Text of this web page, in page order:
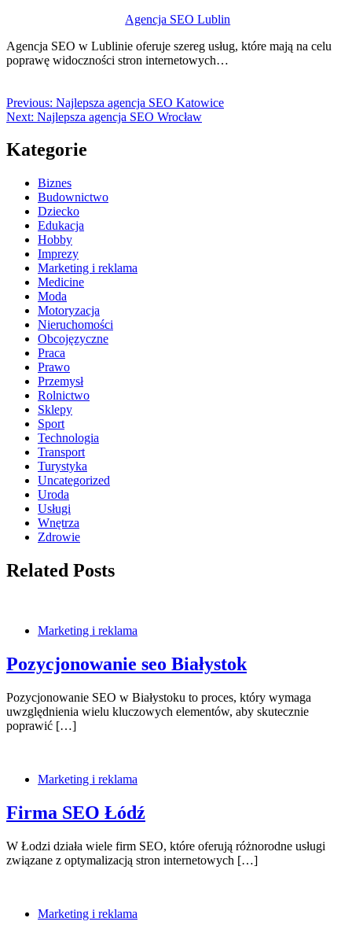
Agencja SEO Lublin
Agencja SEO w Lublinie oferuje szereg usług, które mają na celu
poprawę widoczności stron internetowych…
Previous: Najlepsza agencja SEO Katowice
Next: Najlepsza agencja SEO Wrocław
Kategorie
Biznes
Budownictwo
Dziecko
Edukacja
Hobby
Imprezy
Marketing i reklama
Medicine
Moda
Motoryzacja
Nieruchomości
Obcojęzyczne
Praca
Prawo
Przemysł
Rolnictwo
Sklepy
Sport
Technologia
Transport
Turystyka
Uncategorized
Uroda
Usługi
Wnętrza
Zdrowie
Related Posts
Marketing i reklama
Pozycjonowanie seo Białystok
Pozycjonowanie SEO w Białystoku to proces, który wymaga
uwzględnienia wielu kluczowych elementów, aby skutecznie
poprawić […]
Marketing i reklama
Firma SEO Łódź
W Łodzi działa wiele firm SEO, które oferują różnorodne usługi
związane z optymalizacją stron internetowych […]
Marketing i reklama